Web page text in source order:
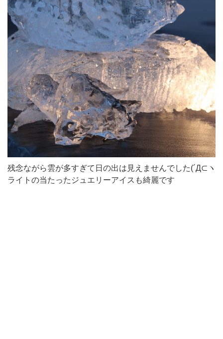
残念ながら雲が多すぎて日の出は見えませんでした(´Д⊂ヽ
ライトの当たったジュエリーアイスも綺麗です